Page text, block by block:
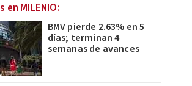
en MILENIO:
BMV pierde 2.63% en 5
días; terminan 4
semanas de avances